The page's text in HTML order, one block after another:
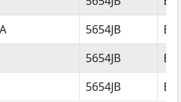
5654JB
5654JB
5654JB